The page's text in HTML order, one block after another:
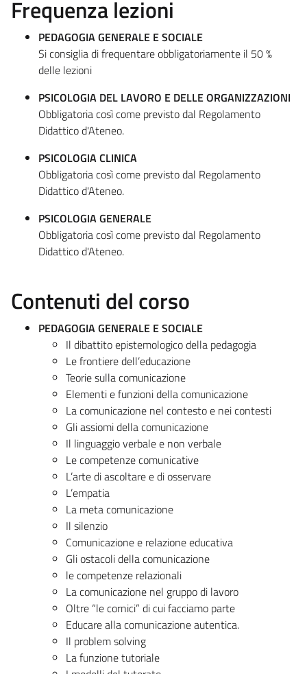
Frequenza lezioni
PEDAGOGIA GENERALE E SOCIALE
Si consiglia di frequentare obbligatoriamente il 50 %
delle lezioni
PSICOLOGIA DEL LAVORO E DELLE ORGANIZZAZIONI
Obbligatoria così come previsto dal Regolamento
Didattico d'Ateneo.
PSICOLOGIA CLINICA
Obbligatoria così come previsto dal Regolamento
Didattico d'Ateneo.
PSICOLOGIA GENERALE
Obbligatoria così come previsto dal Regolamento
Didattico d'Ateneo.
Contenuti del corso
PEDAGOGIA GENERALE E SOCIALE
Il dibattito epistemologico della pedagogia
Le frontiere dell’educazione
Teorie sulla comunicazione
Elementi e funzioni della comunicazione
La comunicazione nel contesto e nei contesti
Gli assiomi della comunicazione
Il linguaggio verbale e non verbale
Le competenze comunicative
L’arte di ascoltare e di osservare
L’empatia
La meta comunicazione
Il silenzio
Comunicazione e relazione educativa
Gli ostacoli della comunicazione
le competenze relazionali
La comunicazione nel gruppo di lavoro
Oltre “le cornici” di cui facciamo parte
Educare alla comunicazione autentica.
Il problem solving
La funzione tutoriale